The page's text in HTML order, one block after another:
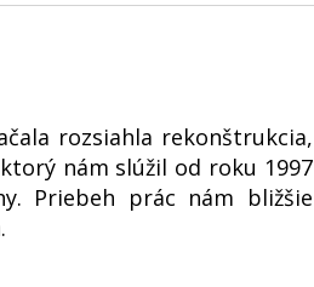
rozsiahla rekonštrukcia,
nám slúžil od roku 1997
Priebeh prác nám bližšie